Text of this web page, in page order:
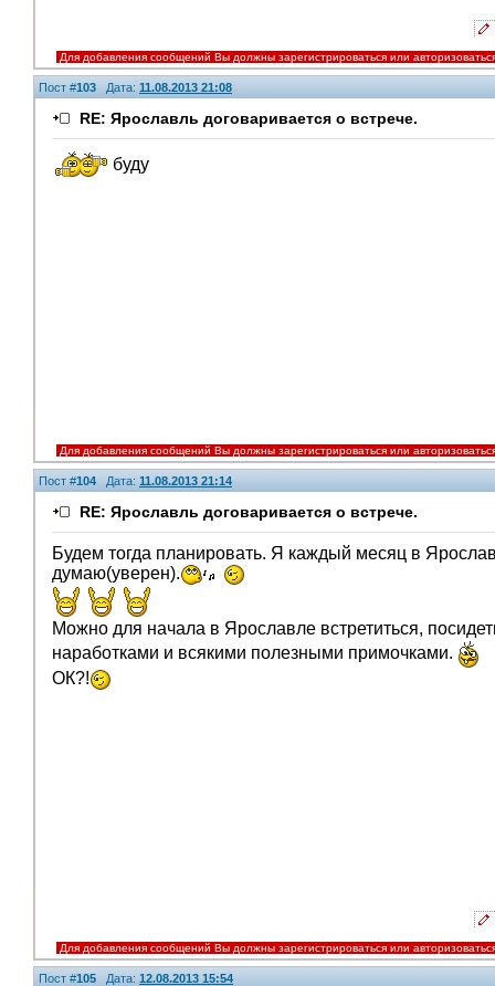
Для добавления сообщений Вы должны зарегистрироваться или
Пост #103 Дата: 11.08.2013 21:08
RE: Ярославль договаривается о встрече.
буду
Для добавления сообщений Вы должны зарегистрироваться или
Пост #104Дата: 11.08.2013 21:14
RE: Ярославль договаривается о встрече.
Будем тогда планировать. Я каждый месяц в
думаю(уверен).
Можно для начала в Ярославле встретиться,
наработками и всякими полезными примочками.
ОК?!
Для добавления сообщений Вы должны зарегистрироваться или
Пост #105 Дата: 12.08.2013 15:54